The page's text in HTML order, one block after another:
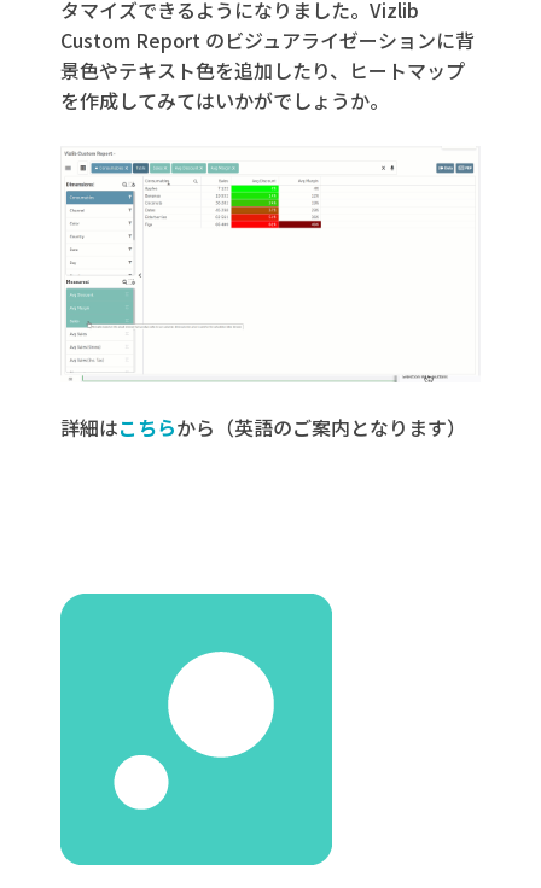
タマイズできるようになりました。Vizlib
Custom Report のビジュアライゼーションに背
景色やテキスト色を追加したり、ヒートマップ
を作成してみてはいかがでしょうか。
詳細はこちらから（英語のご案内となります）